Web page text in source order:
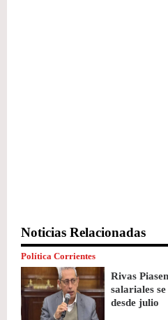
Noticias Relacionadas
Política Corrientes
Rivas
salariales
desde julio